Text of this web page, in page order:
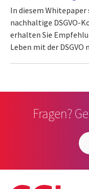
In diesem
nachhaltige DSGVO-
erhalten Sie
Leben mit der
Fragen?